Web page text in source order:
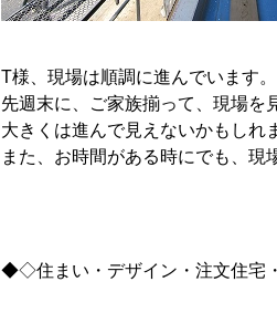
T様、現場は順調に進んでいます。
先週末に、ご家族揃って、現場を
大きくは進んで見えないかもしれ
また、お時間がある時にでも、現
◆◇住まい・デザイン・注文住